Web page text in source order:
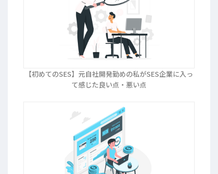
【初めてのSES】元自社開発勤めの私がSES企業に入っ
て感じた良い点・悪い点